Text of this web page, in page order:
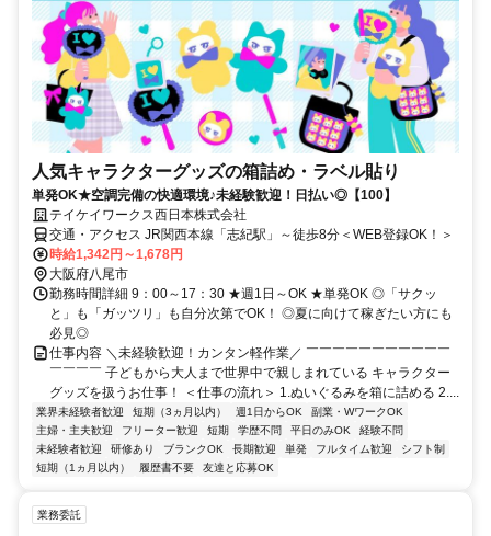
人気キャラクターグッズの箱詰め・ラベル貼り
単発OK★空調完備の快適環境♪未経験歓迎！日払い◎【100】
テイケイワークス西日本株式会社
交通・アクセス JR関西本線「志紀駅」～徒歩8分＜WEB登録OK！＞
時給1,342円～1,678円
大阪府八尾市
勤務時間詳細 9：00～17：30 ★週1日～OK ★単発OK ◎「サクッ
と」も「ガッツリ」も自分次第でOK！ ◎夏に向けて稼ぎたい方にも
必見◎
仕事内容 ＼未経験歓迎！カンタン軽作業／ ￣￣￣￣￣￣￣￣￣￣￣
￣￣￣￣ 子どもから大人まで世界中で親しまれている キャラクター
グッズを扱うお仕事！ ＜仕事の流れ＞ 1.ぬいぐるみを箱に詰める 2....
業界未経験者歓迎 短期（3ヵ月以内） 週1日からOK
副業・WワークOK
主婦・主夫歓迎
フリーター歓迎 短期 学歴不問 平日のみOK
経験不問
未経験者歓迎
研修あり ブランクOK 長期歓迎 単発 フルタイム歓迎
シフト制
短期（1ヵ月以内）
履歴書不要 友達と応募OK
業務委託